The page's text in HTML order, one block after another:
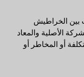
بين الخراطيش
الأصلية والمعاد
أو المخاطر أو